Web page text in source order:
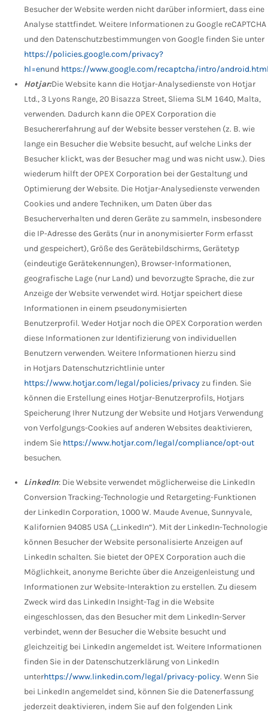
Besucher der Website werden nicht darüber informiert, dass eine
Analyse stattfindet. Weitere Informationen zu Google reCAPTCHA
und den Datenschutzbestimmungen von Google finden Sie unter
https://policies.google.com/privacy?
hl=enund https://www.google.com/recaptcha/intro/
Hotjar:Die Website kann die Hotjar-Analysedienste von Hotjar
Ltd., 3 Lyons Range, 20 Bisazza Street, Sliema SLM 1640, Malta,
verwenden. Dadurch kann die OPEX Corporation die
Besuchererfahrung auf der Website besser verstehen (z. B. wie
lange ein Besucher die Website besucht, auf welche Links der
Besucher klickt, was der Besucher mag und was nicht usw.). Dies
wiederum hilft der OPEX Corporation bei der Gestaltung und
Optimierung der Website. Die Hotjar-Analysedienste verwenden
Cookies und andere Techniken, um Daten über das
Besucherverhalten und deren Geräte zu sammeln, insbesondere
die IP-Adresse des Geräts (nur in anonymisierter Form erfasst
und gespeichert), Größe des Gerätebildschirms, Gerätetyp
(eindeutige Gerätekennungen), Browser-Informationen,
geografische Lage (nur Land) und bevorzugte Sprache, die zur
Anzeige der Website verwendet wird. Hotjar speichert diese
Informationen in einem pseudonymisierten
Benutzerprofil. Weder Hotjar noch die OPEX Corporation werden
diese Informationen zur Identifizierung von individuellen
Benutzern verwenden. Weitere Informationen hierzu sind
in Hotjars Datenschutzrichtlinie unter
https://www.hotjar.com/legal/policies/privacyzu finden. Sie
können die Erstellung eines Hotjar-Benutzerprofils, Hotjars
Speicherung Ihrer Nutzung der Website und Hotjars Verwendung
von Verfolgungs-Cookies auf anderen Websites deaktivieren,
indem Sie https://www.hotjar.com/legal/compliance/opt-out
besuchen.
LinkedIn: Die Website verwendet möglicherweise die LinkedIn
Conversion Tracking-Technologie und Retargeting-Funktionen
der LinkedIn Corporation, 1000 W. Maude Avenue, Sunnyvale,
Kalifornien 94085 USA („LinkedIn“). Mit der LinkedIn-Technologie
können Besucher der Website personalisierte Anzeigen auf
LinkedIn schalten. Sie bietet der OPEX Corporation auch die
Möglichkeit, anonyme Berichte über die Anzeigenleistung und
Informationen zur Website-Interaktion zu erstellen. Zu diesem
Zweck wird das LinkedIn Insight-Tag in die Website
eingeschlossen, das den Besucher mit dem LinkedIn-Server
verbindet, wenn der Besucher die Website besucht und
gleichzeitig bei LinkedIn angemeldet ist. Weitere Informationen
finden Sie in der Datenschutzerklärung von LinkedIn
unterhttps://www.linkedin.com/legal/privacy-policy. Wenn Sie
bei LinkedIn angemeldet sind, können Sie die Datenerfassung
jederzeit deaktivieren, indem Sie auf den folgenden Link